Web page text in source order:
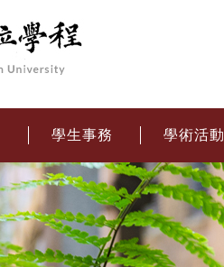
學生事務 學術活動